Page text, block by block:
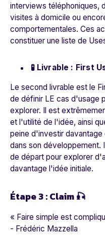
interviews téléphoniques,
visites à domicile ou
comportementales. Ces
constituer une liste de
🧪 Livrable : First
Le second livrable est le
de définir LE cas d'usage
explorer. Il est
et l'utilité de l'idée, ainsi
peine d'investir
dans son développement.
de départ pour explorer
davantage l'idée initiale.
Étape 3 : Claim 🎣
« Faire simple est
- Frédéric Mazzella